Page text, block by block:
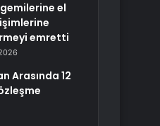
el
emretti
Arasında 12